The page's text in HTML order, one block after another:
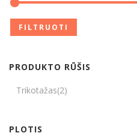
FILTRUOTI
PRODUKTO RŪŠIS
Trikotažas(2)
PLOTIS